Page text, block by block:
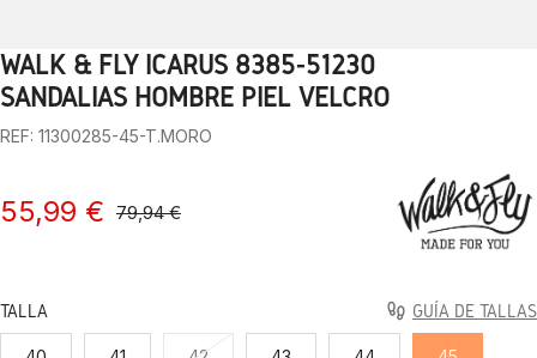
1 2 3 4 5 6 7 8
WALK & FLY ICARUS 8385-51230
SANDALIAS HOMBRE PIEL VELCRO
REF: 11300285-45-T.MORO
55,99 € 79,94 €
TALLA GUÍA DE TALLAS